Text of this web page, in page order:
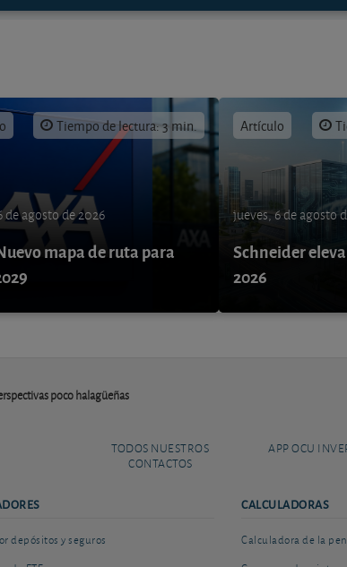
Tiempo de lectura: 3 min.
de agosto de 2026
mapa de ruta para
Artículo
jueves, 6 de agosto
Schneider
2026
poco halagüeñas
TODOS NUESTROS
CONTACTOS
APP OCU
depósitos y seguros
CALCULADORAS
Calculadora de la